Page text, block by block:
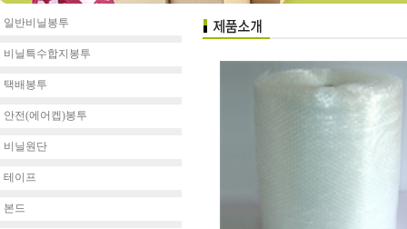
일반비닐봉투
비닐특수합지봉투
택배봉투
안전(에어켑)봉투
비닐원단
테이프
본드